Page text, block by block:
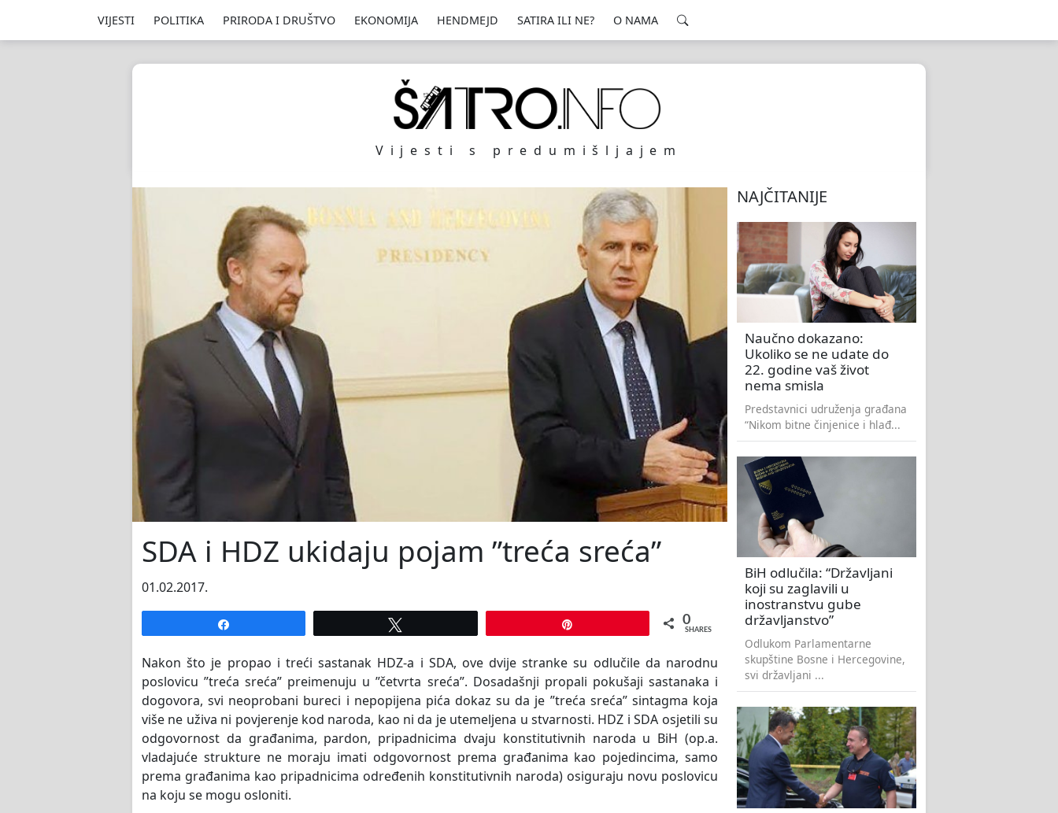
VIJESTI POLITIKA PRIRODA I DRUŠTVO EKONOMIJA HENDMEJD SATIRA ILI NE? O NAMA
Vijesti s predumišljajem
SDA i HDZ ukidaju pojam ”treća sreća”
01.02.2017.
0
SHARES
Nakon što je propao i treći sastanak HDZ-a i SDA, ove dvije stranke su odlučile da narodnu
poslovicu ”treća sreća” preimenuju u ”četvrta sreća”. Dosadašnji propali pokušaji sastanaka i
dogovora, svi neoprobani bureci i nepopijena pića dokaz su da je ”treća sreća” sintagma koja
više ne uživa ni povjerenje kod naroda, kao ni da je utemeljena u stvarnosti. HDZ i SDA osjetili su
odgovornost da građanima, pardon, pripadnicima dvaju konstitutivnih naroda u BiH (op.a.
vladajuće strukture ne moraju imati odgovornost prema građanima kao pojedincima, samo
prema građanima kao pripadnicima određenih konstitutivnih naroda) osiguraju novu poslovicu
na koju se mogu osloniti.
NAJČITANIJE
Naučno dokazano:
Ukoliko se ne udate do
22. godine vaš život
nema smisla
Predstavnici udruženja građana
“Nikom bitne činjenice i hlađ...
BiH odlučila: “Državljani
koji su zaglavili u
inostranstvu gube
državljanstvo”
Odlukom Parlamentarne
skupštine Bosne i Hercegovine,
svi državljani ...